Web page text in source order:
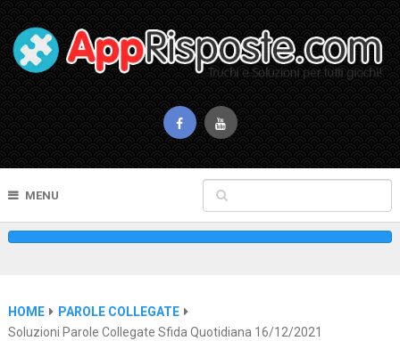
MENU
HOME
PAROLE COLLEGATE
Soluzioni Parole Collegate Sfida Quotidiana 16/12/2021